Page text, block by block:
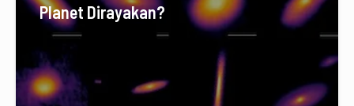
Planet Dirayakan?